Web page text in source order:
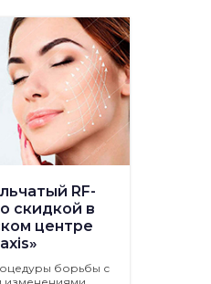
RF-
скидкой в
центре
борьбы с